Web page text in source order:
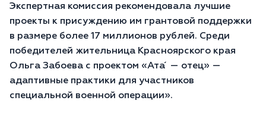
Экспертная комиссия рекомендовала лучшие
проекты к присуждению им грантовой поддержки
в размере более 17 миллионов рублей. Среди
победителей жительница Красноярского края
Ольга Забоева с проектом «Ата ́ — отец» —
адаптивные практики для участников
специальной военной операции».